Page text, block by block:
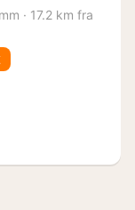
fra
· 17.2 km fra